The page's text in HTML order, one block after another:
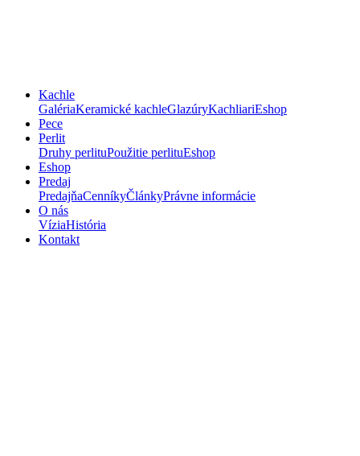
Kachle
GalériaKeramické kachleGlazúryKachliariEshop
Pece
Perlit
Druhy perlituPoužitie perlituEshop
Eshop
Predaj
PredajňaCenníkyČlánkyPrávne informácie
O nás
VíziaHistória
Kontakt